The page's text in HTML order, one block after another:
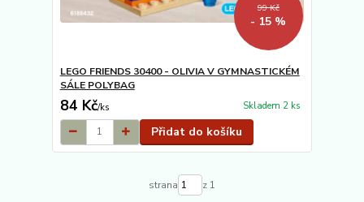
99 Kč
- 15 %
LEGO FRIENDS 30400 - OLIVIA V GYMNASTICKÉM
SÁLE POLYBAG
84 Kč/ks Skladem 2 ks
Přidat do košíku
strana z 1